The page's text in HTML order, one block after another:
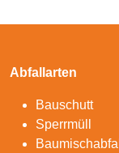
Abfallarten
Bauschutt
Sperrmüll
Baumischabfall